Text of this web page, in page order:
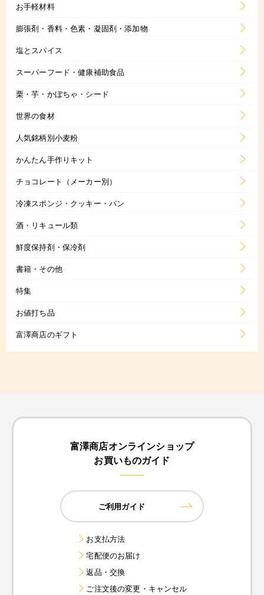
お手軽材料
膨張剤・香料・色素・凝固剤・添加物
塩とスパイス
スーパーフード・健康補助食品
栗・芋・かぼちゃ・シード
世界の食材
人気銘柄別小麦粉
かんたん手作りキット
チョコレート（メーカー別）
冷凍スポンジ・クッキー・パン
酒・リキュール類
鮮度保持剤・保冷剤
書籍・その他
特集
お値打ち品
富澤商店のギフト
富澤商店オンラインショップ
お買いものガイド
ご利用ガイド
お支払方法
宅配便のお届け
返品・交換
ご注文後の変更・キャンセル